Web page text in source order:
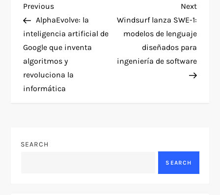
P
o
s
t
v
Previous
Post
Previous
AlphaEvolve: la
inteligencia artificial de
Google que inventa
algoritmos y
revoluciona la
informática
Next
Post
Next
Windsurf lanza SWE-1:
modelos de lenguaje
diseñados para
ingeniería de software
SEARCH
SEARCH